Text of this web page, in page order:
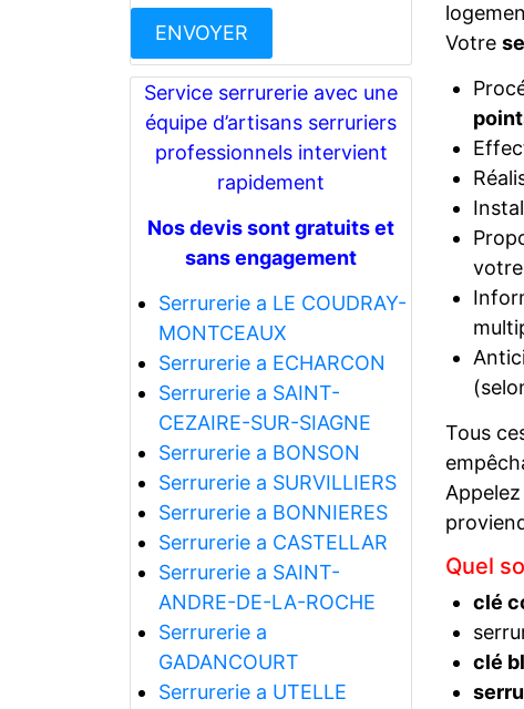
Service serrurerie avec une
équipe d’artisans serruriers
professionnels intervient
rapidement
Nos devis sont gratuits et
sans engagement
Serrurerie a LE COUDRAY-
MONTCEAUX
Serrurerie a ECHARCON
Serrurerie a SAINT-
CEZAIRE-SUR-SIAGNE
Serrurerie a BONSON
Serrurerie a SURVILLIERS
Serrurerie a BONNIERES
Serrurerie a CASTELLAR
Serrurerie a SAINT-
ANDRE-DE-LA-ROCHE
Serrurerie a
GADANCOURT
Serrurerie a UTELLE
Votre
votre
Tous
Quel
clé
clé